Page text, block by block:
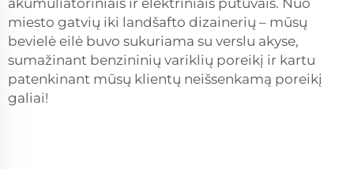
akumuliatoriniais ir elektriniais pūtuvais. Nuo
miesto gatvių iki landšafto dizainerių – mūsų
bevielė eilė buvo sukuriama su verslu akyse,
sumažinant benzininių variklių poreikį ir kartu
patenkinant mūsų klientų neišsenkamą poreikį
galiai!